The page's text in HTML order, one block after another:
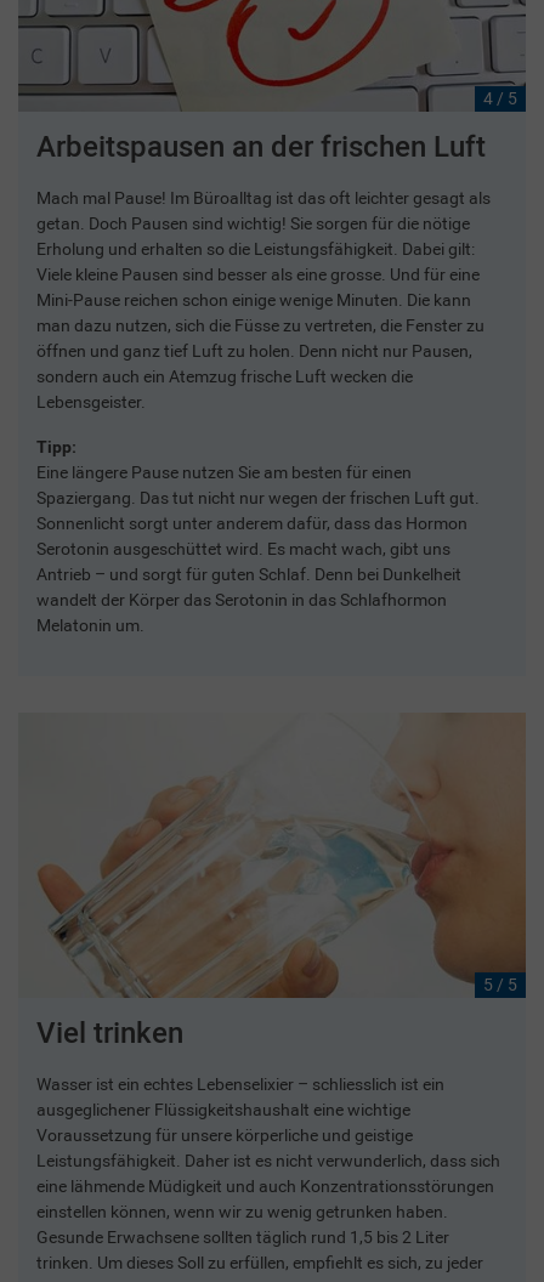
4 / 5
Arbeitspausen an der frischen Luft
Mach mal Pause! Im Büroalltag ist das oft leichter gesagt als
getan. Doch Pausen sind wichtig! Sie sorgen für die nötige
Erholung und erhalten so die Leistungsfähigkeit. Dabei gilt:
Viele kleine Pausen sind besser als eine grosse. Und für eine
Mini-Pause reichen schon einige wenige Minuten. Die kann
man dazu nutzen, sich die Füsse zu vertreten, die Fenster zu
öffnen und ganz tief Luft zu holen. Denn nicht nur Pausen,
sondern auch ein Atemzug frische Luft wecken die
Lebensgeister.
Tipp:
Eine längere Pause nutzen Sie am besten für einen
Spaziergang. Das tut nicht nur wegen der frischen Luft gut.
Sonnenlicht sorgt unter anderem dafür, dass das Hormon
Serotonin ausgeschüttet wird. Es macht wach, gibt uns
Antrieb – und sorgt für guten Schlaf. Denn bei Dunkelheit
wandelt der Körper das Serotonin in das Schlafhormon
Melatonin um.
5 / 5
Viel trinken
Wasser ist ein echtes Lebenselixier – schliesslich ist ein
ausgeglichener Flüssigkeitshaushalt eine wichtige
Voraussetzung für unsere körperliche und geistige
Leistungsfähigkeit. Daher ist es nicht verwunderlich, dass sich
eine lähmende Müdigkeit und auch Konzentrationsstörungen
einstellen können, wenn wir zu wenig getrunken haben.
Gesunde Erwachsene sollten täglich rund 1,5 bis 2 Liter
trinken. Um dieses Soll zu erfüllen, empfiehlt es sich, zu jeder